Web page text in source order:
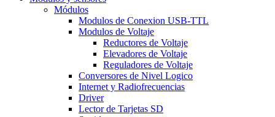
Módulos
Modulos de Conexion USB-TTL
Modulos de Voltaje
Reductores de Voltaje
Elevadores de Voltaje
Reguladores de Voltaje
Conversores de Nivel Logico
Internet y Radiofrecuencias
Driver
Lector de Tarjetas SD